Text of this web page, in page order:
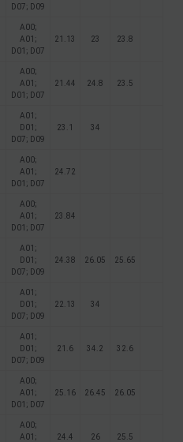
D07; D09
A00;
A01;
D01; D07
21.13 23 23.8
A00;
A01;
D01; D07
21.44 24.8 23.5
A01;
D01;
D07; D09
23.1 34
A00;
A01;
D01; D07
24.72
A00;
A01;
D01; D07
23.84
A01;
D01;
D07; D09
24.38 26.05 25.65
A01;
D01;
D07; D09
22.13 34
A01;
D01;
D07; D09
21.6 34.2 32.6
A00;
A01;
D01; D07
25.16 26.45 26.05
A00;
A01;
24.4 26 25.5